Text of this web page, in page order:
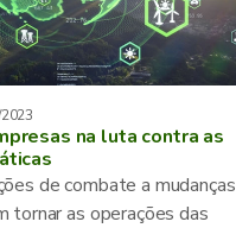
na luta contra as
de combate a mudanças
tornar as operações das